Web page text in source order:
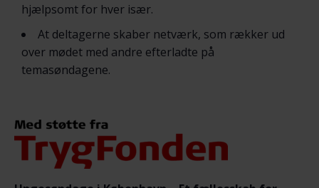
hjælpsomt for hver især.
At deltagerne skaber netværk, som rækker ud
over mødet med andre efterladte på
temasøndagene.